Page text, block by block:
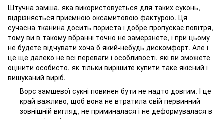
Штучна замша, яка використовується для таких суконь,
відрізняється приємною оксамитовою фактурою. Ця
сучасна тканина досить пориста і добре пропускає повітря,
тому ви в такому вбранні точно не замерзнете, і при цьому
не будете відчувати хоча б який-небудь дискомфорт. Але і
це ще далеко не всі переваги і особливості, які ви зможете
оцінити особисто, як тільки вирішите купити таке якісний і
вишуканий виріб.
Ворс замшевої сукні повинен бути не надто довгим. І це
край важливо, щоб вона не втратила свій первинний
зовнішній вигляд, не приминалася і не деформувалася в